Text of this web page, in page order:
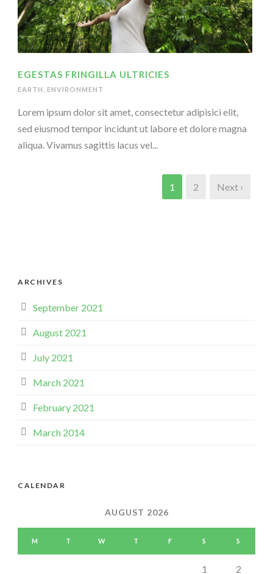
EGESTAS FRINGILLA ULTRICIES
EARTH ENVIRONMENT
Lorem ipsum dolor sit amet, consectetur adipisici elit,
sed eiusmod tempor incidunt ut labore et dolore magna
aliqua. Vivamus sagittis lacus vel...
1 2 Next ›
ARCHIVES
September 2021
August 2021
July 2021
March 2021
February 2021
March 2014
CALENDAR
AUGUST 2026
M T W T F S S
1 2